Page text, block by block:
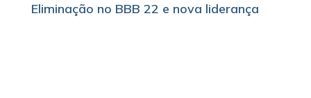
Eliminação no BBB 22 e nova liderança